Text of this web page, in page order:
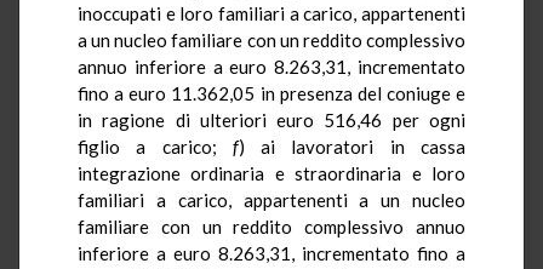
inoccupati e loro familiari a carico, appartenenti
a un nucleo familiare con un reddito complessivo
annuo inferiore a euro 8.263,31, incrementato
fino a euro 11.362,05 in presenza del coniuge e
in ragione di ulteriori euro 516,46 per ogni
figlio a carico; f) ai lavoratori in cassa
integrazione ordinaria e straordinaria e loro
familiari a carico, appartenenti a un nucleo
familiare con un reddito complessivo annuo
inferiore a euro 8.263,31, incrementato fino a